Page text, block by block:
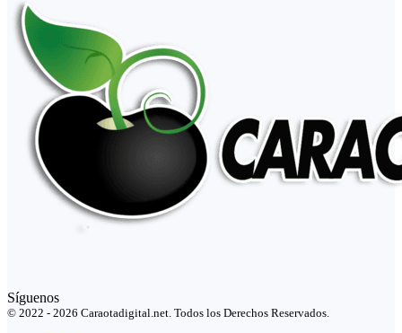
Síguenos
© 2022 - 2026 Caraotadigital.net. Todos los Derechos Reservados.